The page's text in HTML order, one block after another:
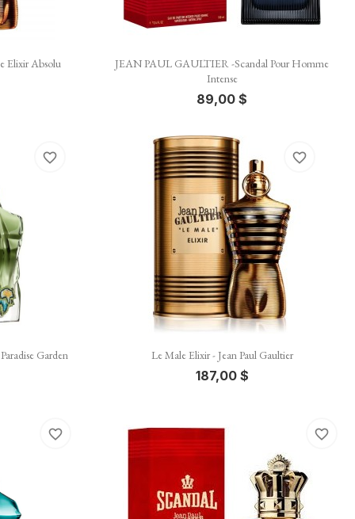
Elixir Absolu
 Vista rápida
JEAN PAUL GAULTIER -Scandal Pour Homme
Intense
89,00 $
Garden
favorite_border
Vista rápida
Le Male Elixir - Jean Paul Gaultier
187,00 $
favorite_border
favorite_border favorite_border